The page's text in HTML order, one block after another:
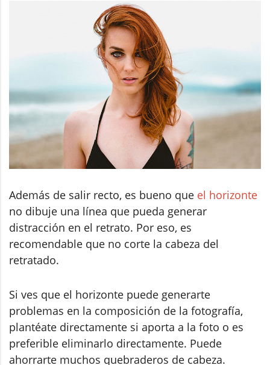
Además de salir recto, es bueno que el horizonte
no dibuje una línea que pueda generar
distracción en el retrato. Por eso, es
recomendable que no corte la cabeza del
retratado.
Si ves que el horizonte puede generarte
problemas en la composición de la fotografía,
plantéate directamente si aporta a la foto o es
preferible eliminarlo directamente. Puede
ahorrarte muchos quebraderos de cabeza.